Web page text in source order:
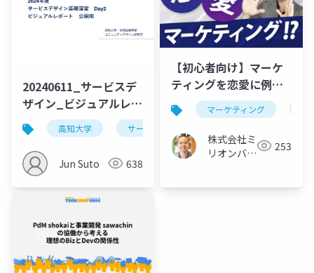
20240611_サービスデ
ザイン_ビジュアルレポ
ート_Day2_公開用
高知大学 サービスデザイン
Jun Suto 638
【初心者向け】マーケ
ティングを恋愛に例え
て解説してみた
マーケティング
株式会社ミ
リオンバリ
253